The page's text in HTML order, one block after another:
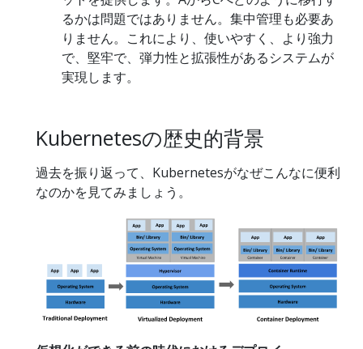
るかは問題ではありません。集中管理も必要あ
りません。これにより、使いやすく、より強力
で、堅牢で、弾力性と拡張性があるシステムが
実現します。
Kubernetesの歴史的背景
過去を振り返って、Kubernetesがなぜこんなに便利
なのかを見てみましょう。